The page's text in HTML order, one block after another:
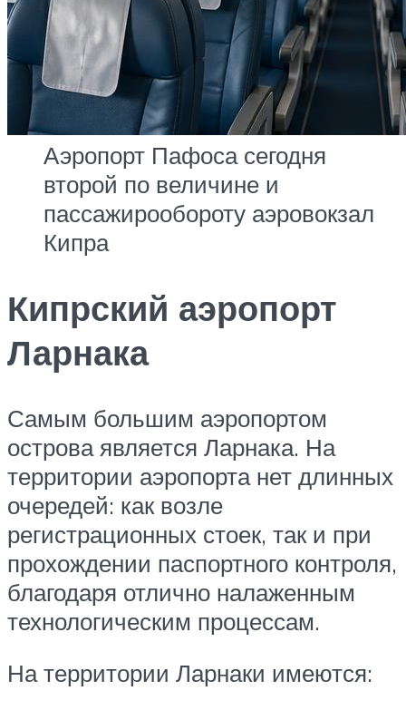
Аэропорт Пафоса сегодня
второй по величине и
пассажирообороту аэровокзал
Кипра
Кипрский аэропорт
Ларнака
Самым большим аэропортом
острова является Ларнака. На
территории аэропорта нет длинных
очередей: как возле
регистрационных стоек, так и при
прохождении паспортного контроля,
благодаря отлично налаженным
технологическим процессам.
На территории Ларнаки имеются: